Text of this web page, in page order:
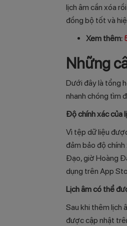
lịch âm cần xóa
đồng bộ tốt và
Xem thêm:
Những
Dưới đây là tổng
nhanh chóng tìm
Độ chính xác của
Vì tệp dữ liệu
đảm bảo độ
Đạo, giờ Hoàng
dụng trên App
Lịch âm có thể
Sau khi thêm lịch
được cập nhật